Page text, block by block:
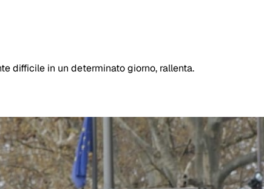
difficile in un determinato giorno, rallenta.